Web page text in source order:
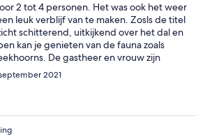
2 tot 4 personen. Het was ook het weer
leuk verblijf van te maken. Zosls de titel
schitterend, uitkijkend over het dal en
kan je genieten van de fauna zoals
De gastheer en vrouw zijn
behulpzaam en geven je advies voor
wandelen als fietsen. En ze spreken ook
taal is niet mijn sterkste punt. Een echte
2021